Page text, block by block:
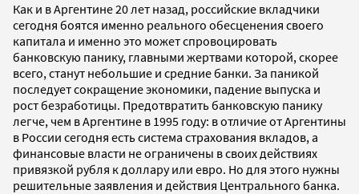
Как и в Аргентине 20 лет назад, российские вкладчики
сегодня боятся именно реального обесценения своего
капитала и именно это может спровоцировать
банковскую панику, главными жертвами которой, скорее
всего, станут небольшие и средние банки. За паникой
последует сокращение экономики, падение выпуска и
рост безработицы. Предотвратить банковскую панику
легче, чем в Аргентине в 1995 году: в отличие от Аргентины
в России сегодня есть система страхования вкладов, а
финансовые власти не ограничены в своих действиях
привязкой рубля к доллару или евро. Но для этого нужны
решительные заявления и действия Центрального банка.